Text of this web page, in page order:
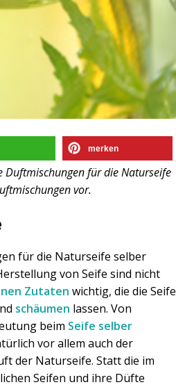
merken
für die Naturseife
vor.
für die Naturseife selber
von Seife sind nicht
Zutaten wichtig, die die Seife
schäumen lassen. Von
beim Seife selber
vor allem auch der
der Naturseife. Statt die im
Seifen und ihre Düfte